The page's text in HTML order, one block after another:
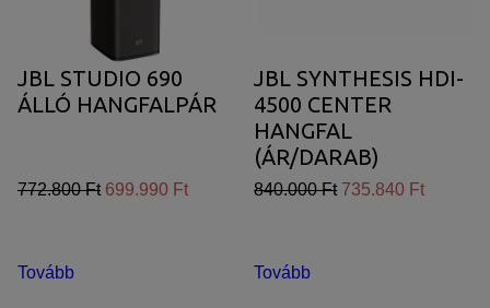
JBL STUDIO 690
ÁLLÓ HANGFALPÁR
772.800 Ft 699.990 Ft
Tovább
JBL SYNTHESIS HDI-
4500 CENTER
HANGFAL
(ÁR/DARAB)
840.000 Ft 735.840 Ft
Tovább